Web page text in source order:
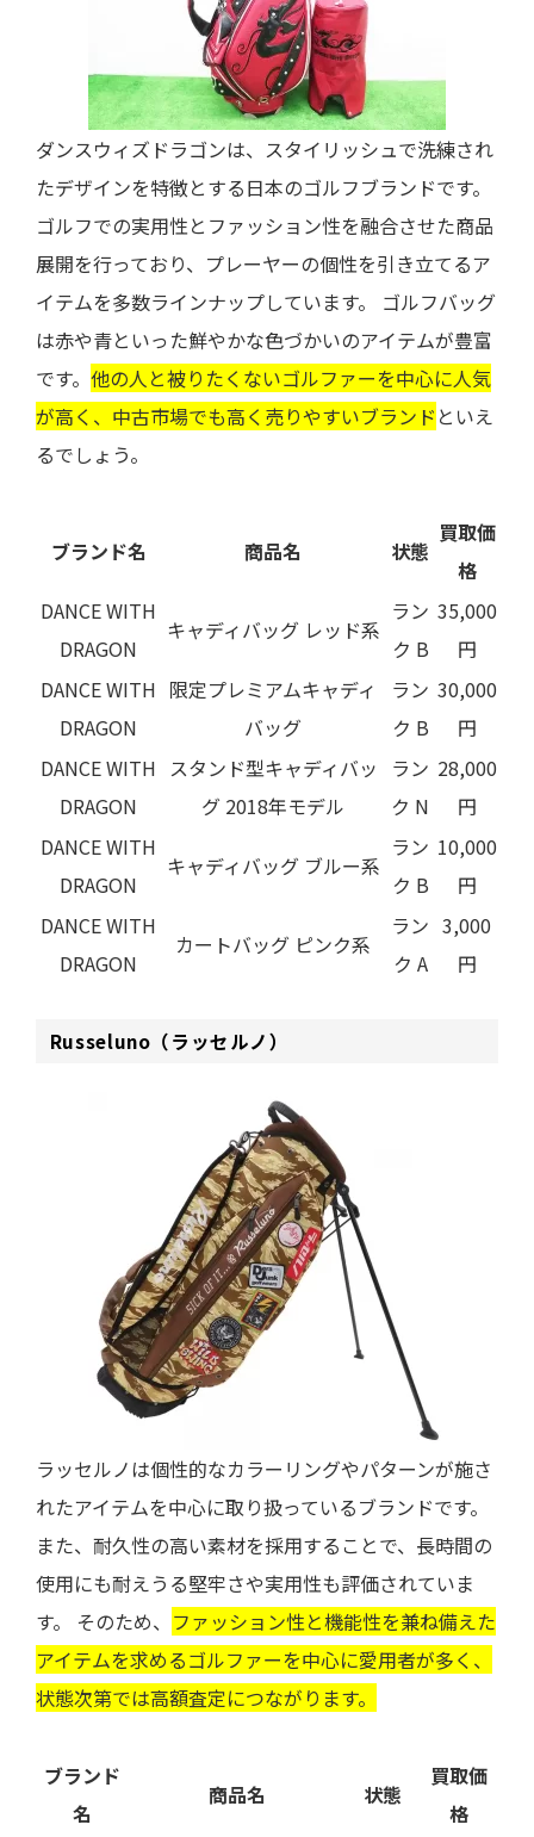
ダンスウィズドラゴンは、スタイリッシュで洗練され
たデザインを特徴とする日本のゴルフブランドです。
ゴルフでの実用性とファッション性を融合させた商品
展開を行っており、プレーヤーの個性を引き立てるア
イテムを多数ラインナップしています。 ゴルフバッグ
は赤や青といった鮮やかな色づかいのアイテムが豊富
です。 他の人と被りたくないゴルファーを中心に人気
が高く、中古市場でも高く売りやすいブランド といえ
るでしょう。
ブランド名 商品名 状態
買取価
格
DANCE WITH
DRAGON
キャディバッグ レッド系
ラン
ク B
35,000
円
DANCE WITH
DRAGON
限定プレミアムキャディ
バッグ
ラン
ク B
30,000
円
DANCE WITH
DRAGON
スタンド型キャディバッ
グ 2018年モデル
ラン
ク N
28,000
円
DANCE WITH
DRAGON
キャディバッグ ブルー系
ラン
ク B
10,000
円
DANCE WITH
DRAGON
カートバッグ ピンク系
ラン
ク A
3,000
円
Russeluno（ラッセルノ）
ラッセルノは個性的なカラーリングやパターンが施さ
れたアイテムを中心に取り扱っているブランドです。
また、耐久性の高い素材を採用することで、長時間の
使用にも耐えうる堅牢さや実用性も評価されていま
す。 そのため、 ファッション性と機能性を兼ね備えた
アイテムを求めるゴルファーを中心に愛用者が多く、
状態次第では高額査定につながります。
ブランド
名
商品名 状態
買取価
格